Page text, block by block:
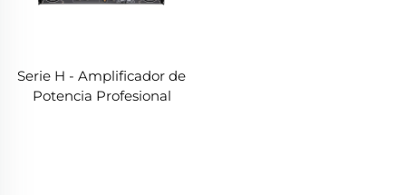
Serie H - Amplificador de
Potencia Profesional